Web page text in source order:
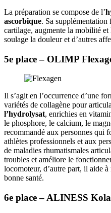
La préparation se compose de l’
ascorbique. Sa
cartilage, augmente la mobilité
soulage la douleur et d’autres
5e place – OLIMP
Il s’agit en l’occurrence d’une
variétés de collagène pour
l’hydrolysat, enrichies en
le phosphore, le calcium, le
recommandé aux personnes qui
athlètes professionnels et aux
de maladies rhumatismales
troubles et améliore le
locomoteur, d’autre part, il aide
bonne santé.
6e place – ALINESS